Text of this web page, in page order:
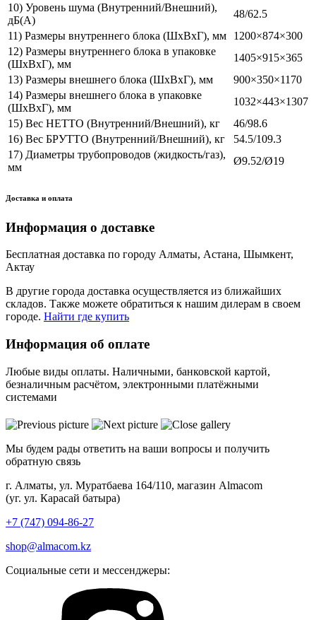
10) Уровень шума (Внутренний/Внешний),
дБ(А)
48/62.5
11) Размеры внутреннего блока (ШхВхГ), мм
1200×874×300
12) Размеры внутреннего блока в упаковке
(ШхВхГ), мм
1405×915×365
13) Размеры внешнего блока (ШхВхГ), мм
900×350×1170
14) Размеры внешнего блока в упаковке
(ШхВхГ), мм
1032×443×1307
15) Вес НЕТТО (Внутренний/Внешний), кг
46/98.6
16) Вес БРУТТО (Внутренний/Внешний), кг
54.5/109.3
17) Диаметры трубопроводов (жидкость/газ),
мм
Ø9.52/Ø19
Доставка и оплата
Информация о доставке
Бесплатная доставка по городу Алматы, Астана, Шымкент,
Актау
В другие города доставка осуществляется из ближайших
складов. Также можете обратиться к нашим дилерам в своем
городе. Найти где купить
Информация об оплате
Любые виды оплаты. Наличными, банковской картой,
безналичным расчётом, электронными платёжными
системами
Мы будем рады ответить на ваши вопросы и получить
обратную связь
г. Алматы, ул. Муратбаева 164/110, магазин Almacom
(уг. ул. Карасай батыра)
+7 (747) 094-86-27
shop@almacom.kz
Социальные сети и мессенджеры: